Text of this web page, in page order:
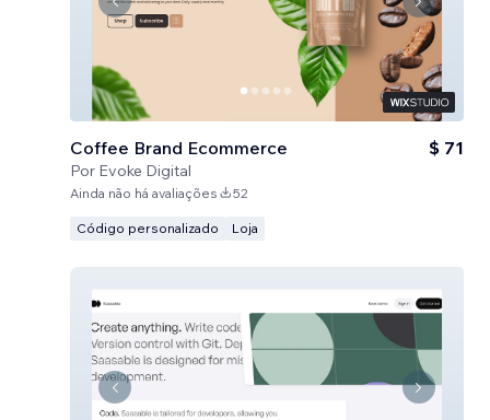
Coffee Brand Ecommerce
Por Evoke Digital
$ 71
Ainda não há avaliações 52
Código personalizado Loja